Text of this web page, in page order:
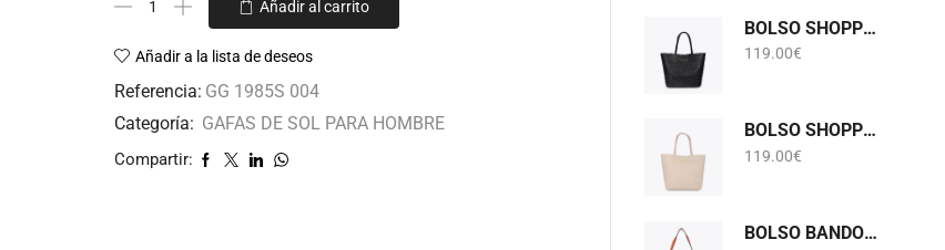
Añadir al carrito
Añadir a la lista de deseos
Referencia: GG 1985S 004
Categoría: GAFAS DE SOL PARA HOMBRE
Compartir:
BOLSO SHOPPER MONOGRAMA NEGRO LOLA CASADEMUNT LF2604075
119.00€
BOLSO SHOPPER MONOGRAMA PIEDRA GRIS PERLADO LOLA CASADEMUNT LF2604075
119.00€
BOLSO BANDOLERA EFECTO PIEL CON POMPONES NARANJA LOLA CASADEMUNT LF2604058